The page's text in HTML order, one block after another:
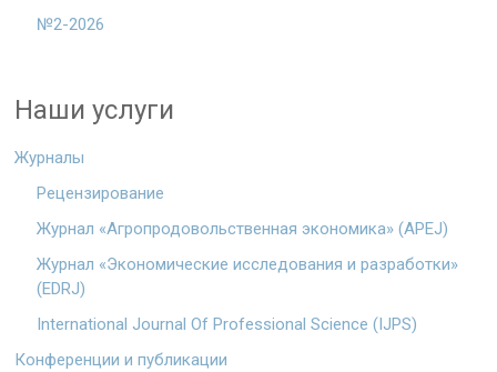
№2-2026
Наши услуги
Журналы
Рецензирование
Журнал «Агропродовольственная экономика» (APEJ)
Журнал «Экономические исследования и разработки»
(EDRJ)
International Journal Of Professional Science (IJPS)
Конференции и публикации